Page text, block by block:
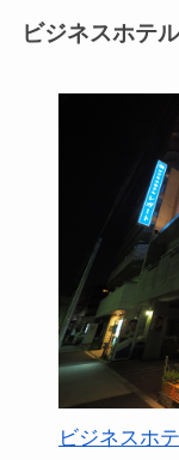
ビジネスホテ
ビジネスホ